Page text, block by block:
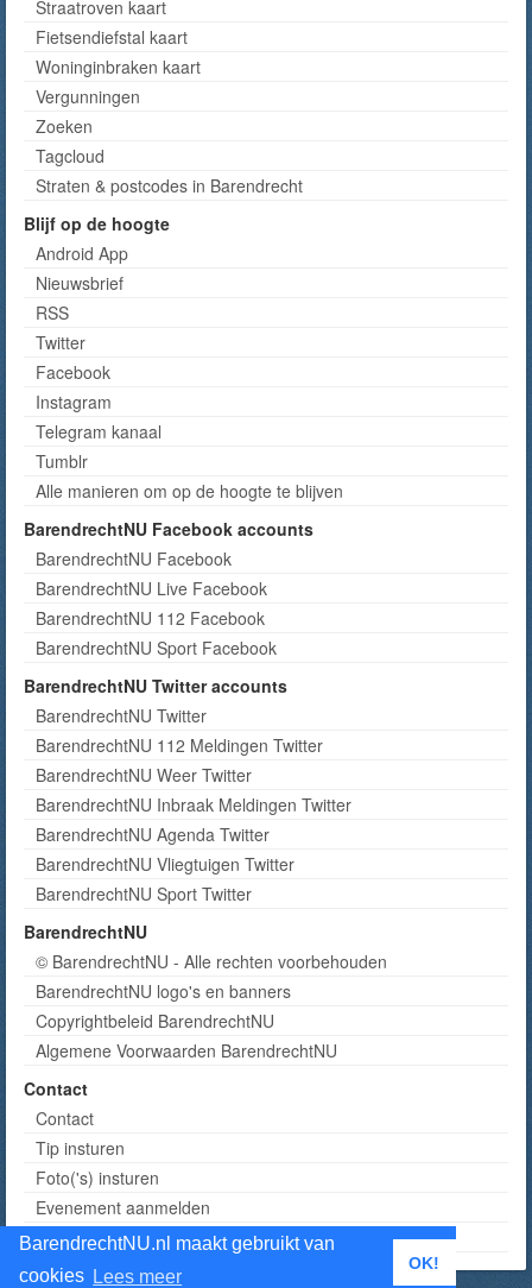
BarendrechtNU.nl maakt gebruikt van
cookies Lees meer
OK!
Straatroven kaart
Fietsendiefstal kaart
Woninginbraken kaart
Vergunningen
Zoeken
Tagcloud
Straten & postcodes in Barendrecht
Blijf op de hoogte
Android App
Nieuwsbrief
RSS
Twitter
Facebook
Instagram
Telegram kanaal
Tumblr
Alle manieren om op de hoogte te blijven
BarendrechtNU Facebook accounts
BarendrechtNU Facebook
BarendrechtNU Live Facebook
BarendrechtNU 112 Facebook
BarendrechtNU Sport Facebook
BarendrechtNU Twitter accounts
BarendrechtNU Twitter
BarendrechtNU 112 Meldingen Twitter
BarendrechtNU Weer Twitter
BarendrechtNU Inbraak Meldingen Twitter
BarendrechtNU Agenda Twitter
BarendrechtNU Vliegtuigen Twitter
BarendrechtNU Sport Twitter
BarendrechtNU
© BarendrechtNU - Alle rechten voorbehouden
BarendrechtNU logo's en banners
Copyrightbeleid BarendrechtNU
Algemene Voorwaarden BarendrechtNU
Contact
Contact
Tip insturen
Foto('s) insturen
Evenement aanmelden
Informatie aanvragen adverteren